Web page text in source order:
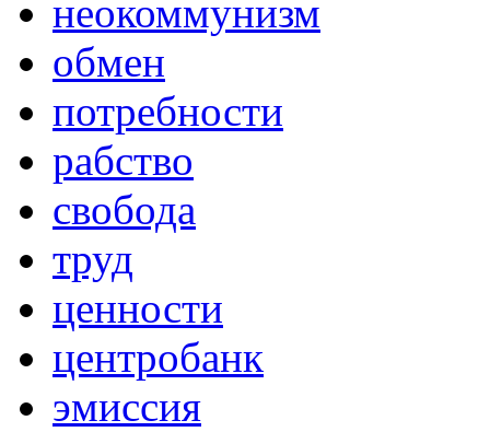
неокоммунизм
обмен
потребности
рабство
свобода
труд
ценности
центробанк
эмиссия